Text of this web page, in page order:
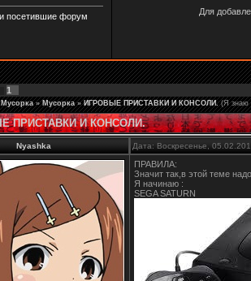
посетившие форум
Для
1
Мусорка » Мусорка » ИГРОВЫЕ ПРИСТАВКИ И КОНСОЛИ. (Я знаю
ПРИСТАВКИ И КОНСОЛИ.
Nyashka Дата: Воскресенье,
ПРАВИЛА:
Значит так,в этой теме
Я начинаю :
SEGA SATURN